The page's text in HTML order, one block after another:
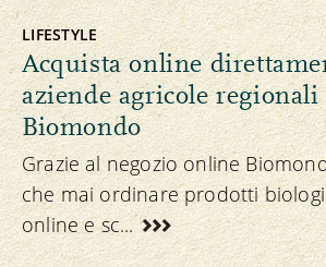
LIFESTYLE
Acquista online
aziende agricole regionali
Biomondo
Grazie al negozio online
che mai ordinare prodotti
online e sc...